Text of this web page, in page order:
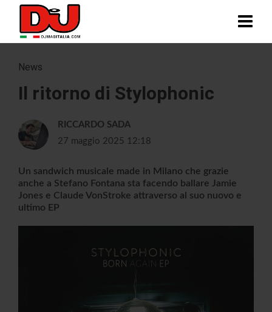
News
Il ritorno di Stylophonic
RICCARDO SADA
27 maggio 2025 12:18
Un sandwich musicale made in Milano che grazie
anche a Stefano Fontana sta facendo ballare Jamie
Jones e Claude VonStroke attraverso al suo nuovo e
ultimo EP